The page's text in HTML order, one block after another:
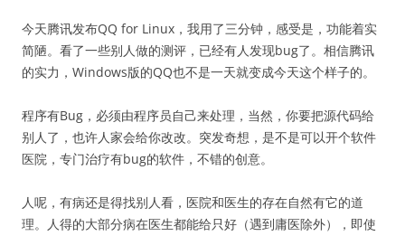
今天腾讯发布QQ for Linux，我用了三分钟，感受是，功能着实
简陋。看了一些别人做的测评，已经有人发现bug了。相信腾讯
的实力，Windows版的QQ也不是一天就变成今天这个样子的。
程序有Bug，必须由程序员自己来处理，当然，你要把源代码给
别人了，也许人家会给你改改。突发奇想，是不是可以开个软件
医院，专门治疗有bug的软件，不错的创意。
人呢，有病还是得找别人看，医院和医生的存在自然有它的道
理。人得的大部分病在医生都能给只好（遇到庸医除外），即使